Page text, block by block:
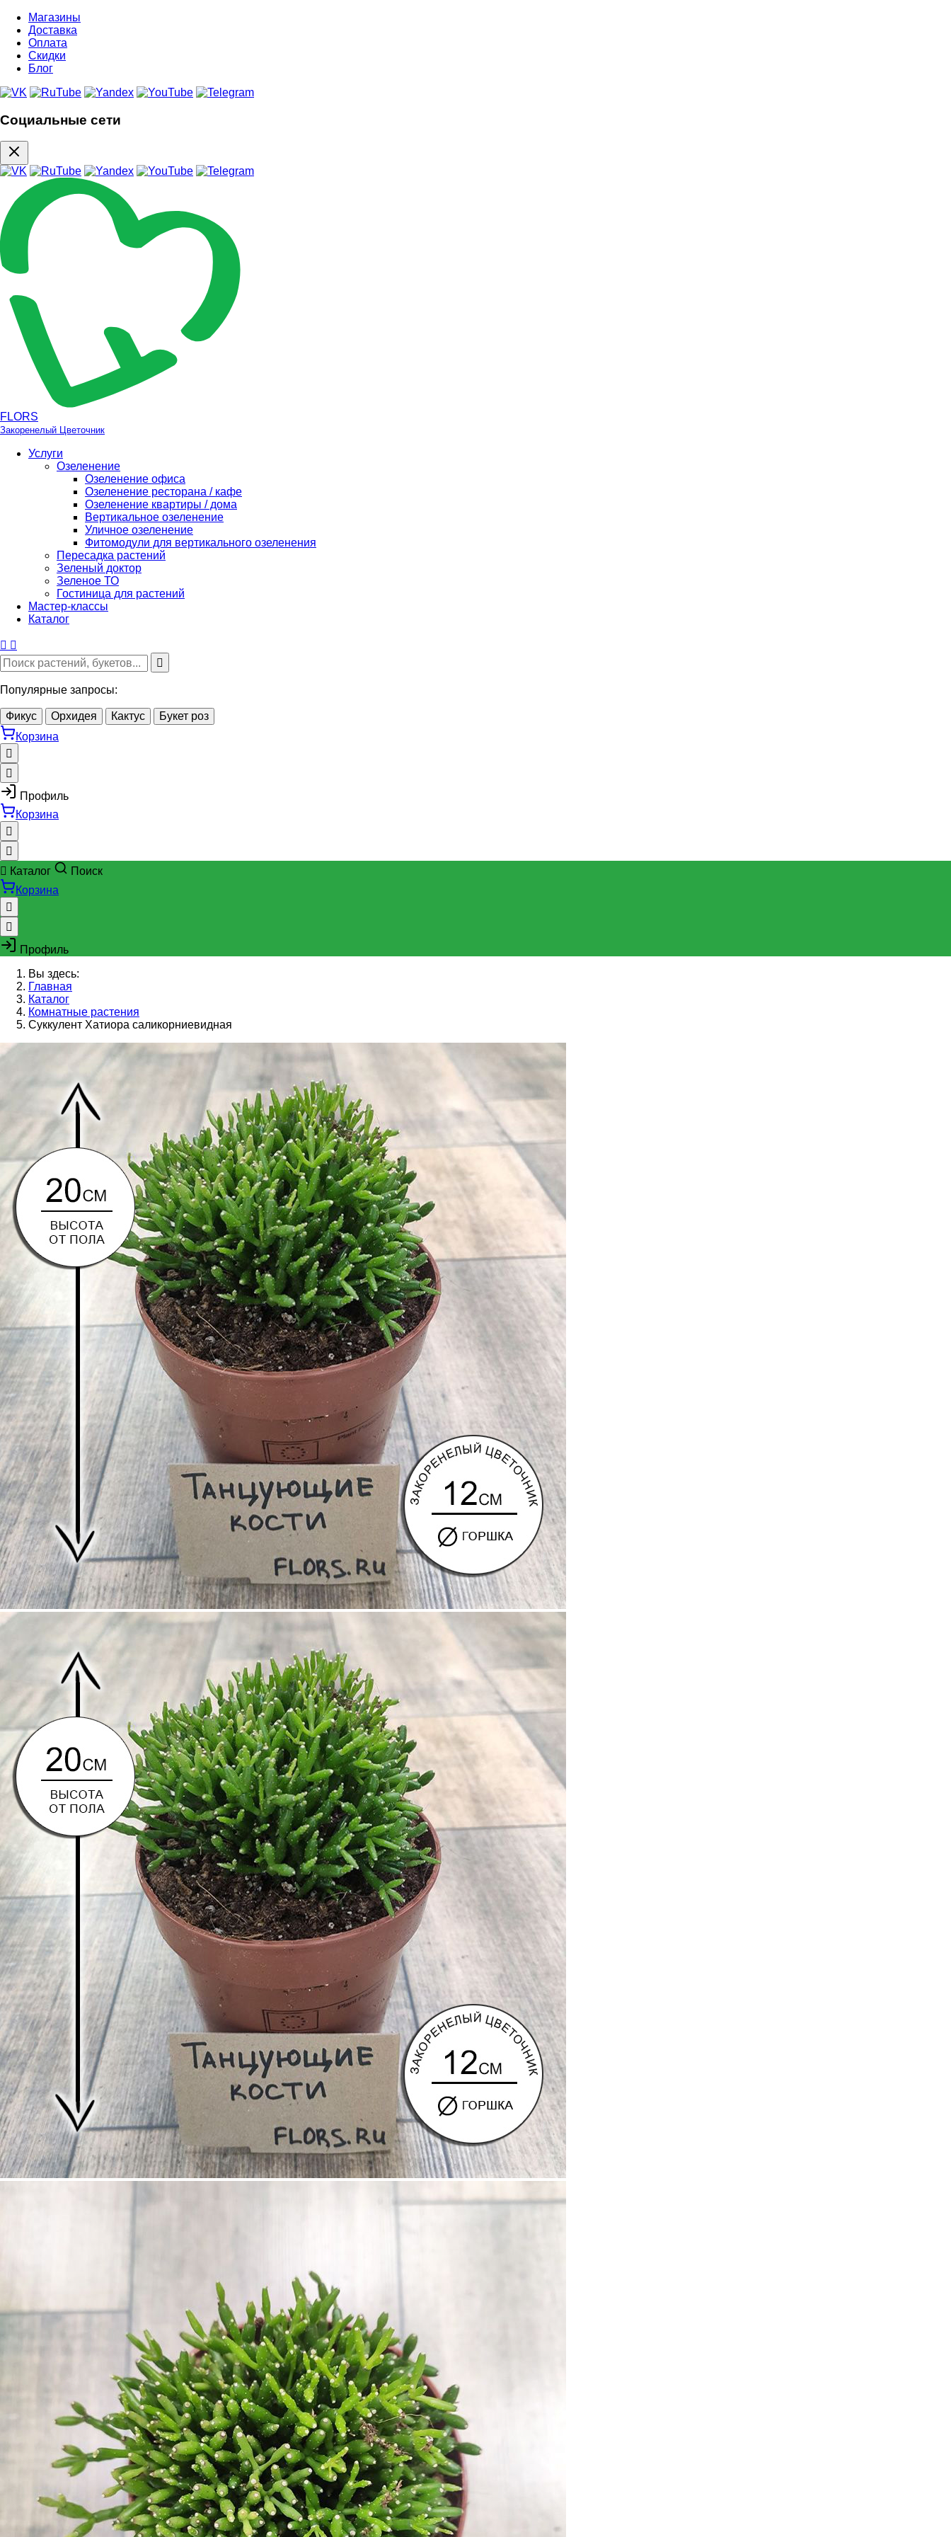
Магазины
Доставка
Оплата
Скидки
Блог
Социальные сети
FLORS
Закоренелый Цветочник
Услуги
Озеленение
Озеленение офиса
Озеленение ресторана / кафе
Озеленение квартиры / дома
Вертикальное озеленение
Уличное озеленение
Фитомодули для вертикального озеленения
Пересадка растений
Зеленый доктор
Зеленое ТО
Гостиница для растений
Мастер-классы
Каталог
Популярные запросы:
Фикус Орхидея Кактус
Букет роз
Корзина
Профиль
Корзина
Каталог
Поиск
Корзина
Профиль
Вы здесь:
Главная
Каталог
Комнатные растения
Суккулент Хатиора саликорниевидная